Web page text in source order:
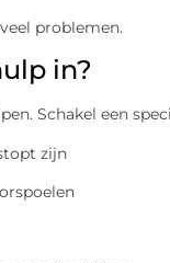
problemen.
in?
Schakel een
zijn